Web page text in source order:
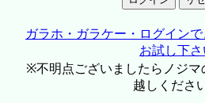
ガラホ・ガラケー・ログイン
お試し下さ
※不明点ございましたらノジマ
越しくださ